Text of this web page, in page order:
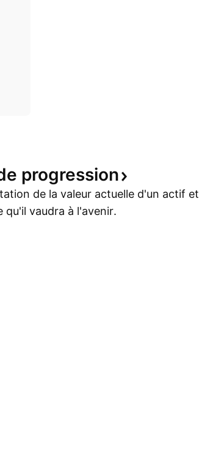
progression
de la valeur actuelle d'un actif
qu'il vaudra à l'avenir.